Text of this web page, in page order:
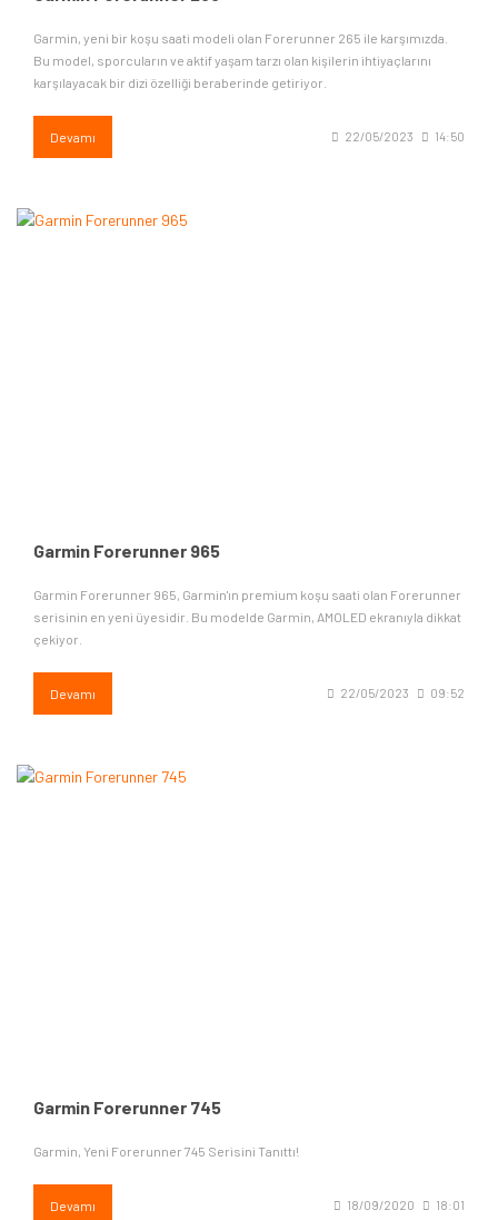
Garmin, yeni bir koşu saati modeli olan Forerunner 265 ile karşımızda.
Bu model, sporcuların ve aktif yaşam tarzı olan kişilerin ihtiyaçlarını
karşılayacak bir dizi özelliği beraberinde getiriyor.
Devamı 22/05/2023 14:50
Garmin Forerunner 965
Garmin Forerunner 965, Garmin'ın premium koşu saati olan Forerunner
serisinin en yeni üyesidir. Bu modelde Garmin, AMOLED ekranıyla dikkat
çekiyor.
Devamı 22/05/2023 09:52
Garmin Forerunner 745
Garmin, Yeni Forerunner 745 Serisini Tanıttı!
Devamı 18/09/2020 18:01